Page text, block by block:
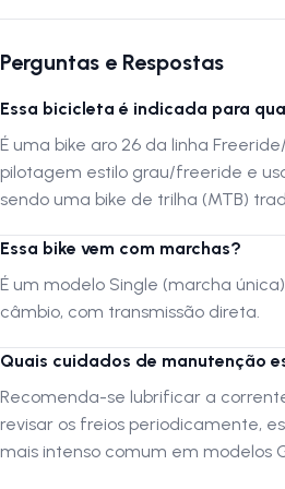
Corrente Grossa TEC
Selim BMX com Carrinho Preto
Canote de Selim 27,2X250mm Preto
Aro 26 MTB Avalanch FreeRide 36
Cubo Alumínio KAPA Barulhento
Kit COG 16D com Espaçadores Aluminio
A entrega da
dianteira fora do garfo/suspensão, o
desafixados da Bike, para acomodação
caixa/embalagem para transporte.
entrega. Se houver qualquer situação
anotação no documento de entrega da
Perguntas e Respostas
Essa bicicleta é indicada para
É uma bike aro 26 da linha
pilotagem estilo grau/freeride e
sendo uma bike de trilha (MTB)
Essa bike vem com marchas?
É um modelo Single (marcha
câmbio, com transmissão direta.
Quais cuidados de manutenção
Recomenda-se lubrificar a
revisar os freios periodicamente,
mais intenso comum em modelos